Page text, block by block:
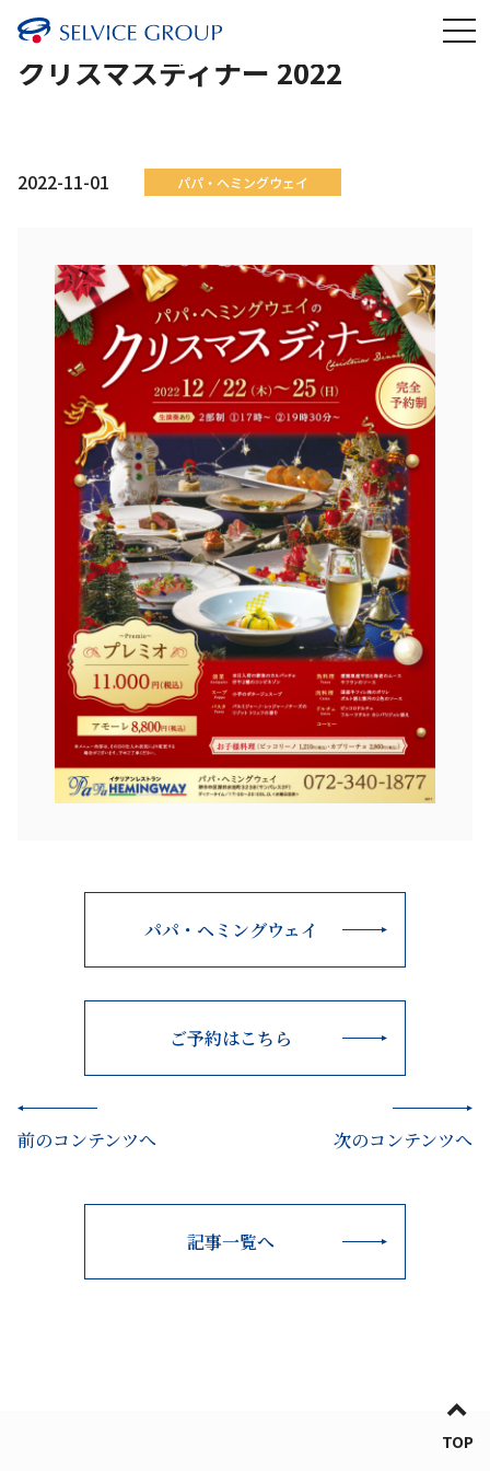
TOP
クリスマスディナー 2022
2022-11-01 パパ・ヘミングウェイ
パパ・ヘミングウェイ
ご予約はこちら
前のコンテンツへ 次のコンテンツへ
記事一覧へ